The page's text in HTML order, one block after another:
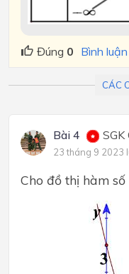
Đúng 0 Bình
CÁC
Bài 4 SGK
23 tháng 9 2023
Cho đồ thị hàm